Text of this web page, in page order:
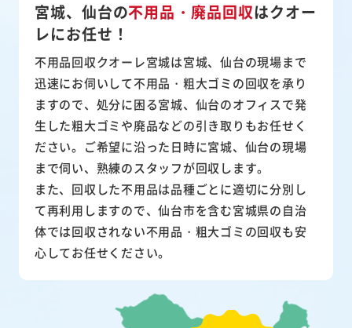
宮城、仙台の不用品・廃品回収はクオー
レにお任せ！
不用品回収クオーレ宮城は宮城、仙台の現場まで
迅速にお伺いして不用品・粗大ゴミの回収を承り
ますので、処分に困る宮城、仙台のオフィスで発
生した粗大ゴミや廃品などの引き取りもお任せく
ださい。ご希望に沿った日時に宮城、仙台の現場
まで伺い、熟練のスタッフが回収します。
また、 回収した不用品は品種ごとに適切に分別し
て再利用 しますので、仙台市を含む宮城県の自治
体では回収されない不用品・粗大ゴミの回収も安
心してお任せください。